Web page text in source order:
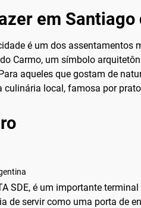
em Santiago
é um dos
Carmo, um símbolo
aqueles que gostam de
local, famosa por
SDE, é um importante
de servir como uma porta de